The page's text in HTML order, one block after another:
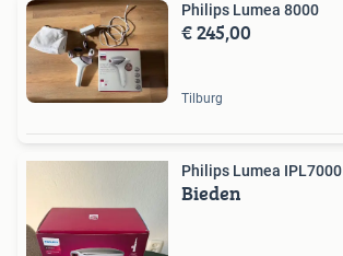
Philips Lumea 8000
€ 245,00
Tilburg
Philips Lumea IPL7000
Bieden